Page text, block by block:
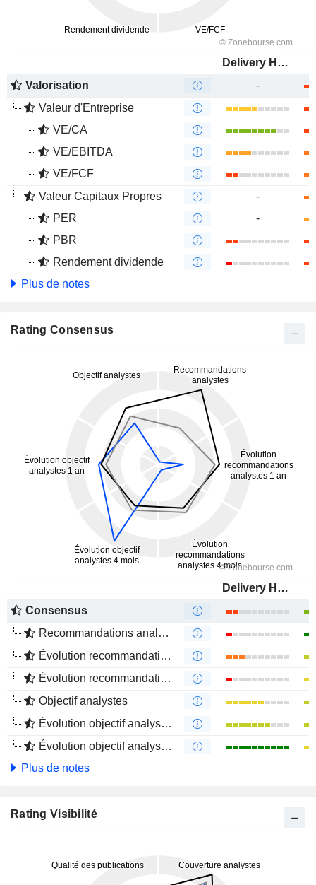
Delivery Hero SE
Valorisation
-
Valeur d'Entreprise
VE/CA
VE/EBITDA
VE/FCF
Valeur Capitaux Propres
-
PER
-
PBR
Rendement dividende
Plus de notes
Rating Consensus
Delivery Hero SE
Consensus
Recommandations analystes
Évolution recommandations analystes 1 an
Évolution recommandations analystes 4 mois
Objectif analystes
Évolution objectif analystes 1 an
Évolution objectif analystes 4 mois
Plus de notes
Rating Visibilité